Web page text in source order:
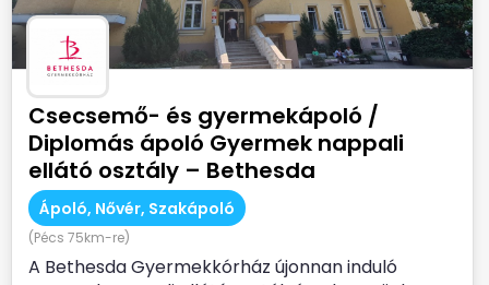
Csecsemő- és gyermekápoló /
Diplomás ápoló Gyermek nappali
ellátó osztály – Bethesda
Gyermekkórház
Ápoló, Nővér, Szakápoló
(Pécs 75km-re)
A Bethesda Gyermekkórház újonnan induló